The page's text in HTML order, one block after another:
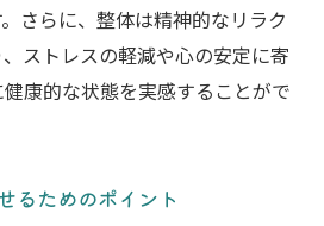
さらに、整体は精神的なリラク
ストレスの軽減や心の安定に寄
康的な状態を実感することがで
るためのポイント